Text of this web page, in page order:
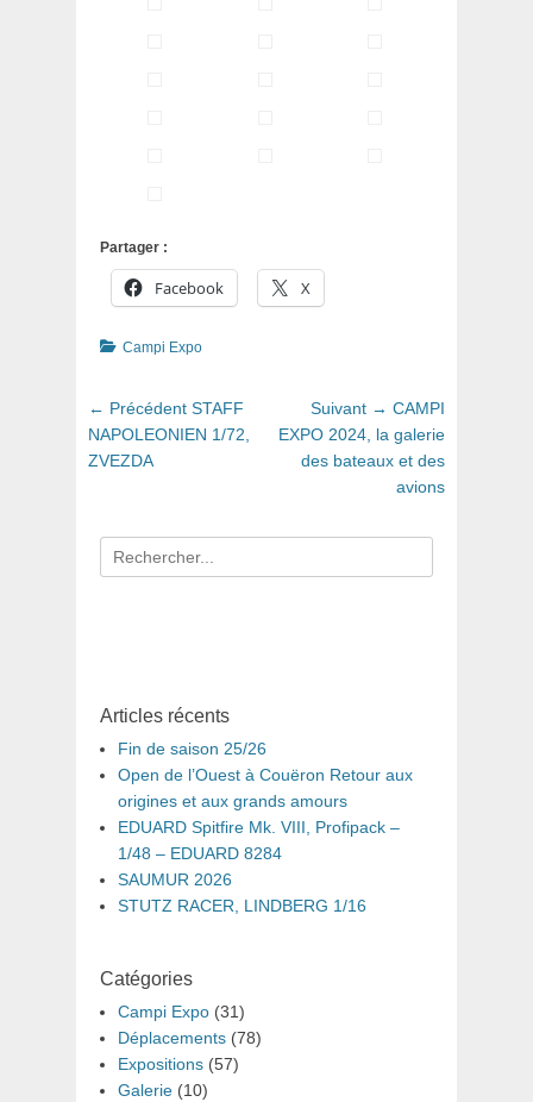
Partager :
Facebook X
Catégories
Campi Expo
Navigation
de
l’article
← Précédent Article
précédent
STAFF
NAPOLEONIEN 1/72,
ZVEZDA
Suivant → Article
suivant
:
CAMPI
EXPO 2024, la galerie
des bateaux et des
avions
Recherche
pour
Articles récents
Fin de saison 25/26
Open de l’Ouest à Couëron Retour aux
origines et aux grands amours
EDUARD Spitfire Mk. VIII, Profipack –
1/48 – EDUARD 8284
SAUMUR 2026
STUTZ RACER, LINDBERG 1/16
Catégories
Campi Expo (31)
Déplacements (78)
Expositions (57)
Galerie (10)